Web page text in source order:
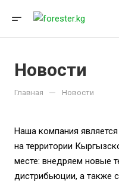
Новости
Главная — Новости
Наша компания
на территории
месте: внедряем новые
дистрибьюции, а также